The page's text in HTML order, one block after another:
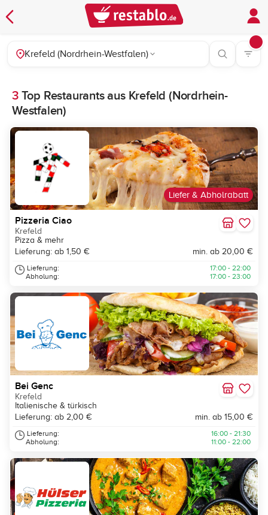
Krefeld (Nordrhein-Westfalen)
3Top Restaurants aus Krefeld (Nordrhein-
Westfalen)
Liefer & Abholrabatt
Pizzeria Ciao
Krefeld
Pizza & mehr
Lieferung: ab 1,50 €
min. ab 20,00 €
Lieferung:
Abholung:
17:00 - 22:00
17:00 - 23:00
Bei Genc
Krefeld
Italienische & türkisch
Lieferung: ab 2,00 €
min. ab 15,00 €
Lieferung:
Abholung:
16:00 - 21:30
11:00 - 22:00